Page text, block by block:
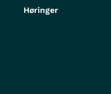
Høringer